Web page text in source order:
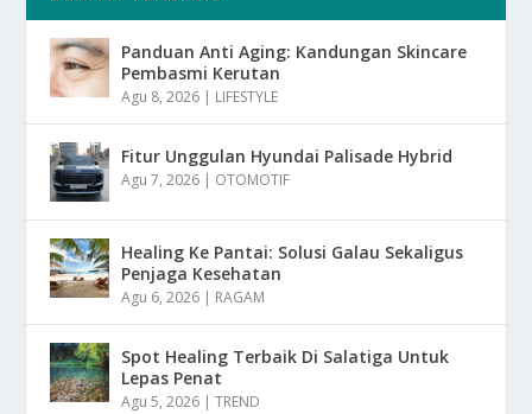
Panduan Anti Aging: Kandungan Skincare
Pembasmi Kerutan
Agu 8, 2026 | LIFESTYLE
Fitur Unggulan Hyundai Palisade Hybrid
Agu 7, 2026 | OTOMOTIF
Healing Ke Pantai: Solusi Galau Sekaligus
Penjaga Kesehatan
Agu 6, 2026 | RAGAM
Spot Healing Terbaik Di Salatiga Untuk
Lepas Penat
Agu 5, 2026 |TREND